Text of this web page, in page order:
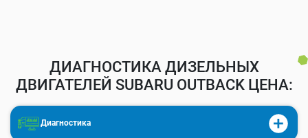
ДИАГНОСТИКА ДИЗЕЛЬНЫХ
ДВИГАТЕЛЕЙ SUBARU OUTBACK ЦЕНА:
Диагностика